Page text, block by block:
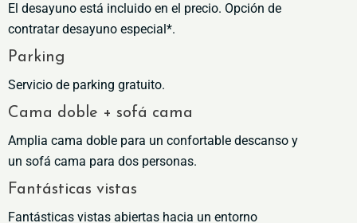
El desayuno está incluido en el precio. Opción de
contratar desayuno especial*.
Parking
Servicio de parking gratuito.
Cama doble + sofá cama
Amplia cama doble para un confortable descanso y
un sofá cama para dos personas.
Fantásticas vistas
Fantásticas vistas abiertas hacia un entorno